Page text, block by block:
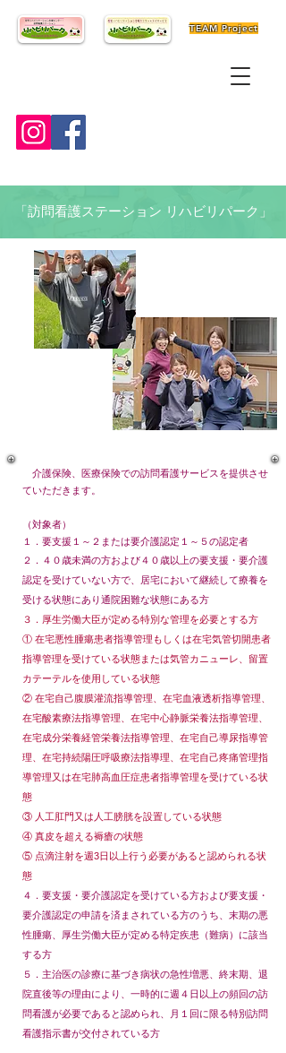
TEAM Project
「訪問看護ステーション リハビリパーク」
​ 介護保険、医療保険での訪問看護サービスを提供させ
ていただきます。
（対象者）
１．要支援１～２または要介護認定１～５の認定者
２．４０歳未満の方および４０歳以上の要支援・要介護
認定を受けていない方で、居宅において継続して療養を
受ける状態にあり通院困難な状態にある方
３．厚生労働大臣が定める特別な管理を必要とする方
① 在宅悪性腫瘍患者指導管理もしくは在宅気管切開患者
指導管理を受けている状態または気管カ ニューレ、留置
カテーテルを使用している状態
② 在宅自己腹膜灌流指導管理、在宅血液透析指導管理、
在宅酸素療法指導管理、在宅中心静脈栄養法指導管理、
在宅成分栄養経管栄養法指導管理、在宅自己導尿指導管
理、在宅持続陽圧呼吸療法指導理、 在宅自己疼痛管理指
導管理又は在宅肺高血圧症患者指導管理を受けている状
態
③ 人工肛門又は人工膀胱を設置している状態
④ 真皮を超える褥瘡の状態
⑤ 点滴注射を週3日以上行う必要があると認められる状
態
４．要支援・要介護認定を受けている方および要支援・
要介護認定の申請を済まされている方のうち、 末期の悪
性腫瘍、厚生労働大臣が定める特定疾患（難病）に該当
する方
５．主治医の診療に基づき病状の急性増悪、終末期、退
院直後等の理由により、一時的に週４日以上の頻回の訪
問看護が必要であると認められ、月１回に限る特別訪問
看護指示書が交付されている方